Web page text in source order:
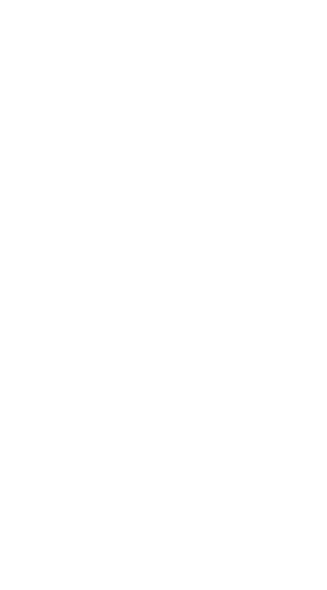
iPad treba servis? Alpha